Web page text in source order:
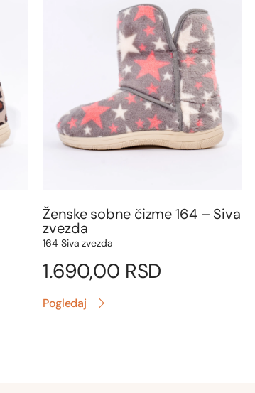
Ženske sobne čizme 164 – Siva
zvezda
164 Siva zvezda
1.690,00 RSD
Pogledaj